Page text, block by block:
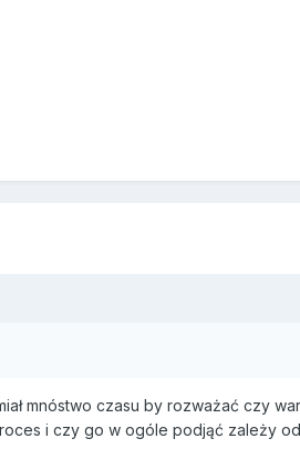
mnóstwo czasu by rozważać czy
i czy go w ogóle podjąć zależy